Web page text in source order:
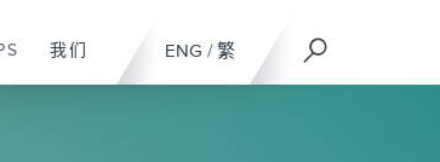
ENG / 繁
我们